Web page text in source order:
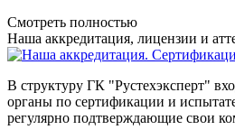
Смотреть полностью
Наша аккредитация, лицензии и
В структуру ГК "Рустехэксперт"
органы по сертификации и
регулярно подтверждающие свои